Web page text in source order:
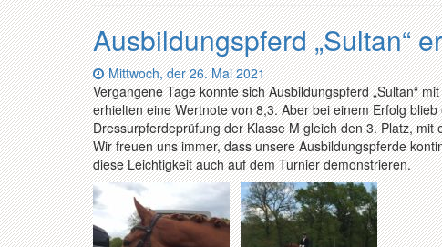
Ausbildungspferd „Sultan“
Datum:
Mittwoch, der 26. Mai 2021
Vergangene Tage konnte sich Ausbildungspferd „Sultan“
erhielten eine Wertnote von 8,3. Aber bei einem Erfolg
Dressurpferdeprüfung der Klasse M gleich den 3. Platz, mit
Wir freuen uns immer, dass unsere Ausbildungspferde
diese Leichtigkeit auch auf dem Turnier demonstrieren.